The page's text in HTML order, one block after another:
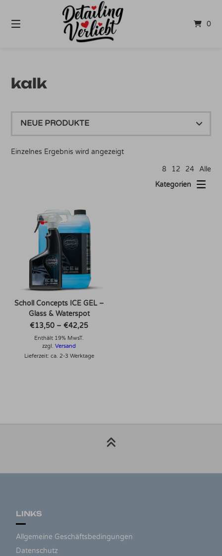
Inhalt
0
kalk
Einzelnes Ergebnis wird angezeigt
8 12 24 Alle
Scholl Concepts ICE GEL –
Glass & Waterspot
€13,50 –€42,25Preisspanne:
Enthält 19% MwsT.
zzgl.Versand
Lieferzeit: ca. 2-3 Werktage
Kategorien
LINKS
Allgemeine Geschäftsbedingungen
Datenschutz